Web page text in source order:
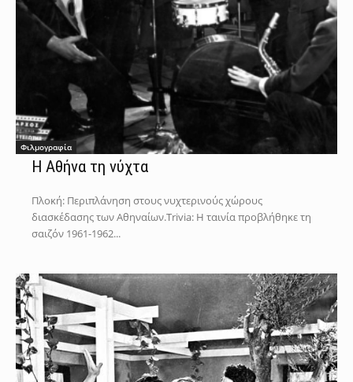
Φιλμογραφία
Η Αθήνα τη νύχτα
Πλοκή: Περιπλάνηση στους νυχτερινούς χώρους
διασκέδασης των Αθηναίων.Trivia: Η ταινία προβλήθηκε τη
σαιζόν 1961-1962...